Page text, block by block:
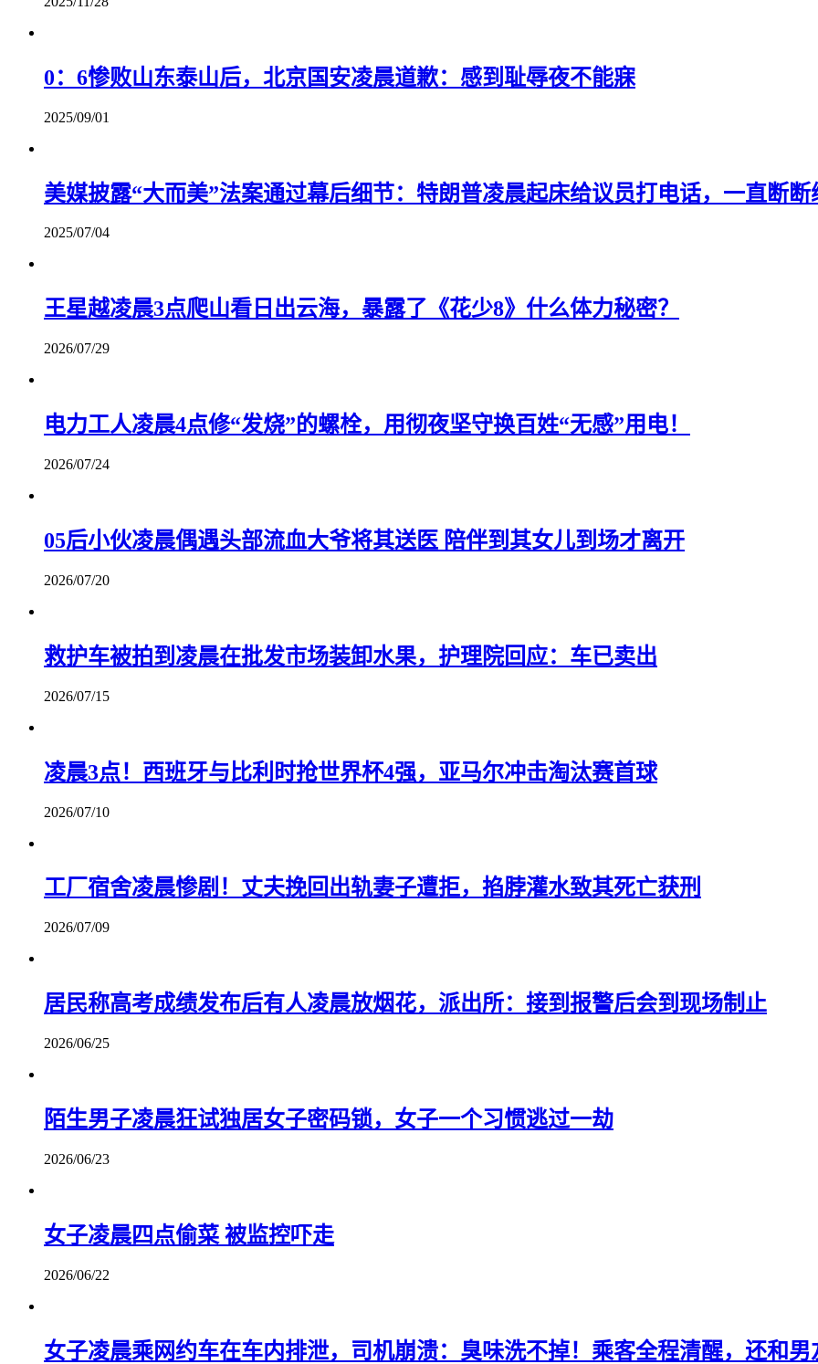
0：6惨败山东泰山后，北京国安凌晨道歉：感到耻辱夜不能寐
2025/09/01
美媒披露“大而美”法案通过幕后细节：特朗普凌晨起床给议员打电话，一直断
2025/07/04
王星越凌晨3点爬山看日出云海，暴露了《花少8》什么体力秘密？
2026/07/29
电力工人凌晨4点修“发烧”的螺栓，用彻夜坚守换百姓“无感”用电！
2026/07/24
05后小伙凌晨偶遇头部流血大爷将其送医 陪伴到其女儿到场才离开
2026/07/20
救护车被拍到凌晨在批发市场装卸水果，护理院回应：车已卖出
2026/07/15
凌晨3点！西班牙与比利时抢世界杯4强，亚马尔冲击淘汰赛首球
2026/07/10
工厂宿舍凌晨惨剧！丈夫挽回出轨妻子遭拒，掐脖灌水致其死亡获刑
2026/07/09
居民称高考成绩发布后有人凌晨放烟花，派出所：接到报警后会到现场制止
2026/06/25
陌生男子凌晨狂试独居女子密码锁，女子一个习惯逃过一劫
2026/06/23
女子凌晨四点偷菜 被监控吓走
2026/06/22
女子凌晨乘网约车在车内排泄，司机崩溃：臭味洗不掉！乘客全程清醒，还和